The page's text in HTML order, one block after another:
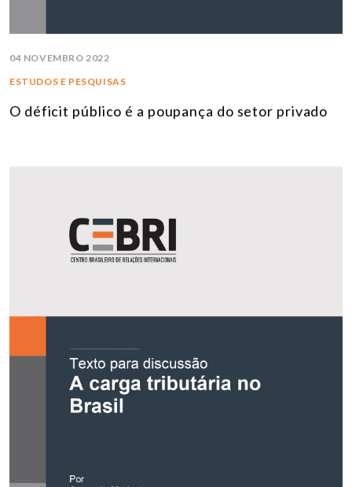
04 NOVEMBRO 2022
ESTUDOS E PESQUISAS
O déficit público é a poupança do setor privado